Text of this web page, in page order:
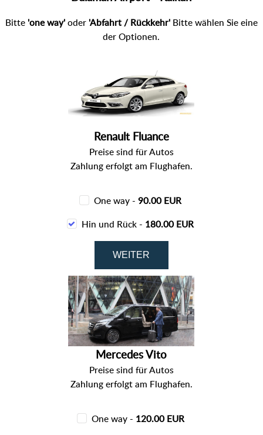
Bitte 'one way'oder 'Abfahrt / Rückkehr'Bitte wählen Sie eine
der Optionen.
Renault Fluance
Preise sind für Autos
Zahlung erfolgt am Flughafen.
One way -90.00 EUR
Hin und Rück - 180.00 EUR
Mercedes Vito
Preise sind für Autos
Zahlung erfolgt am Flughafen.
One way - 120.00 EUR